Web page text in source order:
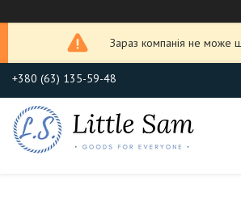
Зараз компанія не може
+380 (63) 135-59-48